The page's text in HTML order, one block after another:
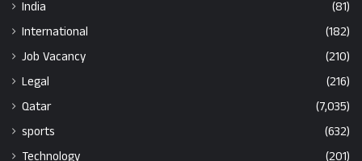
India
(81)
International
(182)
Job Vacancy
(210)
Legal
(216)
Qatar
(7,035)
sports
(632)
Technology
(201)